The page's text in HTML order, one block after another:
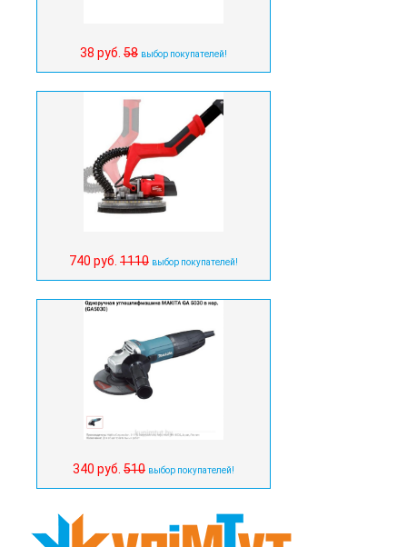
38 руб. 58 выбор покупателей!
740 руб. 1110 выбор покупателей!
340 руб. 510 выбор покупателей!